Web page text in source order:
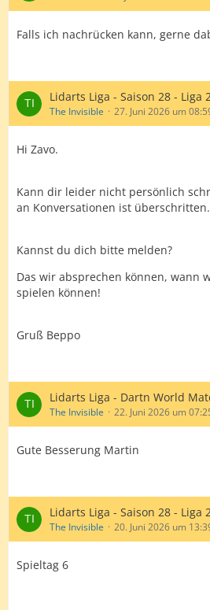
Falls ich nachrücken kann, gerne
Lidarts Liga - Saison 28 - Liga
The Invisible 27. Juni 2026 um
Hi Zavo.
Kann dir leider nicht persönlich
an Konversationen ist überschritten.
Kannst du dich bitte melden?
Das wir absprechen können, wann
spielen können!
Gruß Beppo
Lidarts Liga - Dartn World
The Invisible 22. Juni 2026 um
Gute Besserung Martin
Lidarts Liga - Saison 28 - Liga
The Invisible 20. Juni 2026 um
Spieltag 6